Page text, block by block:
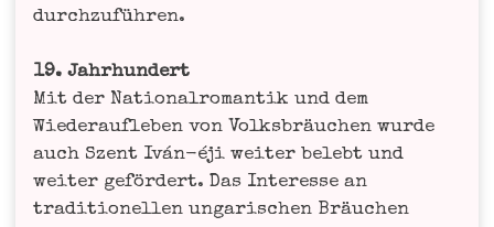
durchzuführen.
19. Jahr­hun­dert
Mit der Natio­nal­ro­man­tik und dem
Wie­der­auf­le­ben von Volks­bräu­chen wur­de
auch Szent Iván-éji wei­ter belebt und
wei­ter geför­dert. Das Inter­es­se an
tra­di­tio­nel­len unga­ri­schen Bräu­chen